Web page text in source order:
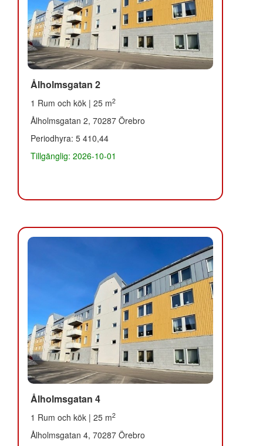
Ålholmsgatan 2
1 Rum och kök | 25 m2
Ålholmsgatan 2, 70287 Örebro
Periodhyra: 5 410,44
Tillgänglig: 2026-10-01
Ålholmsgatan 4
1 Rum och kök | 25 m2
Ålholmsgatan 4, 70287 Örebro